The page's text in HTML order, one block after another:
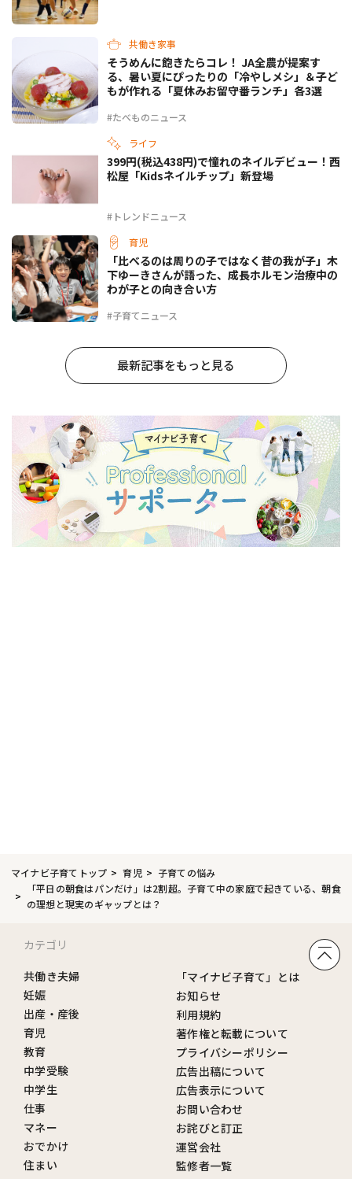
共働き家事
#たべものニュース
そうめんに飽きたらコレ！ JA全農が提案す
る、暑い夏にぴったりの「冷やしメシ」＆子ど
もが作れる「夏休みお留守番ランチ」各3選
ライフ
#トレンドニュース
399円(税込438円)で憧れのネイルデビュー！西
松屋「Kidsネイルチップ」新登場
育児
#子育てニュース
「比べるのは周りの子ではなく昔の我が子」木
下ゆーきさんが語った、成長ホルモン治療中の
わが子との向き合い方
最新記事をもっと見る
マイナビ子育てトップ 育児
子育ての悩み
「平日の朝食はパンだけ」は2割超。子育て中の家庭で起きている、朝食
の理想と現実のギャップとは？
カテゴリ
共働き夫婦
妊娠
出産・産後
育児
教育
中学受験
中学生
仕事
マネー
おでかけ
住まい
「マイナビ子育て」とは
お知らせ
利用規約
著作権と転載について
プライバシーポリシー
広告出稿について
広告表示について
お問い合わせ
お詫びと訂正
運営会社
監修者一覧